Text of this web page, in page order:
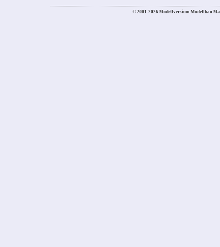
© 2001-2026 Modellversium Modellbau